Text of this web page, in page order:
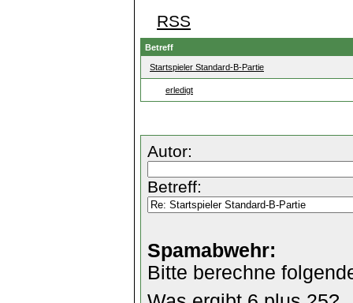
RSS
Betreff
Startspieler Standard-B-Partie
erledigt
Autor:
Betreff:
Spamabwehr:
Bitte berechne